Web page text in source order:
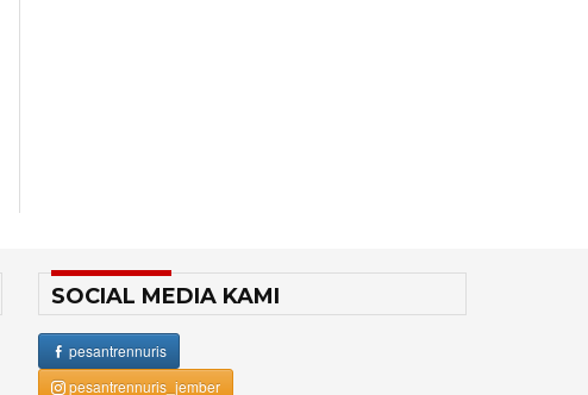
SOCIAL MEDIA KAMI
pesantrennuris
pesantrennuris_jember